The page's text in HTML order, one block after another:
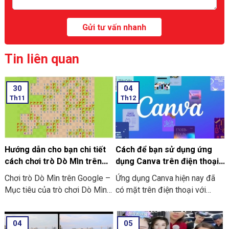
Tin liên quan
30
Th11
Hướng dẫn cho bạn chi tiết
cách chơi trò Dò Mìn trên
Google
Chơi trò Dò Mìn trên Google –
Mục tiêu của trò chơi Dò Mìn
không chứa mìn. Nếu là bạn
mở phải ô chứa mìn thì bạn sẽ
04
Th12
Cách để bạn sử dụng ứng
dụng Canva trên điện thoại
chi tiết có làm mẫu
Ứng dụng Canva hiện nay đã
có mặt trên điện thoại với
đơn giản, tiện lợi hơn. Nó giúp
bạn không những dễ dàng thao
04 05